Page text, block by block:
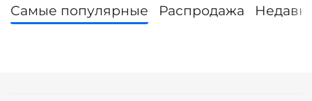
Самые популярные Распродажа